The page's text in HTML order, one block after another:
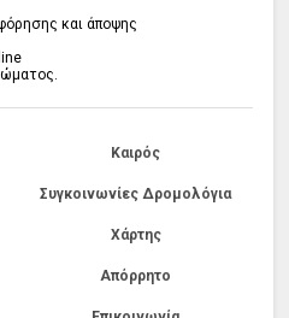
και άποψης
Καιρός
Συγκοινωνίες Δρομολόγια
Χάρτης
Απόρρητο